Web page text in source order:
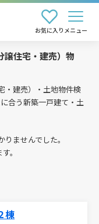
お気に入り メニュー
譲住宅・建売）物
・建売）・土地物件検
合う新築一戸建て・土
りませんでした。
。
棟